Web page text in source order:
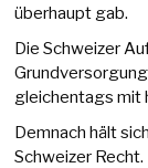
überhaupt gab.
Die Schweizer
gleichentags mit
Demnach hält
Schweizer Recht.